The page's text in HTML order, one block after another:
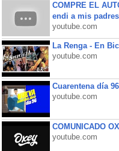
COMPRE EL
endi a mis
youtube.com
La Renga - En
youtube.com
Cuarentena día 96
youtube.com
COMUNICADO
youtube.com